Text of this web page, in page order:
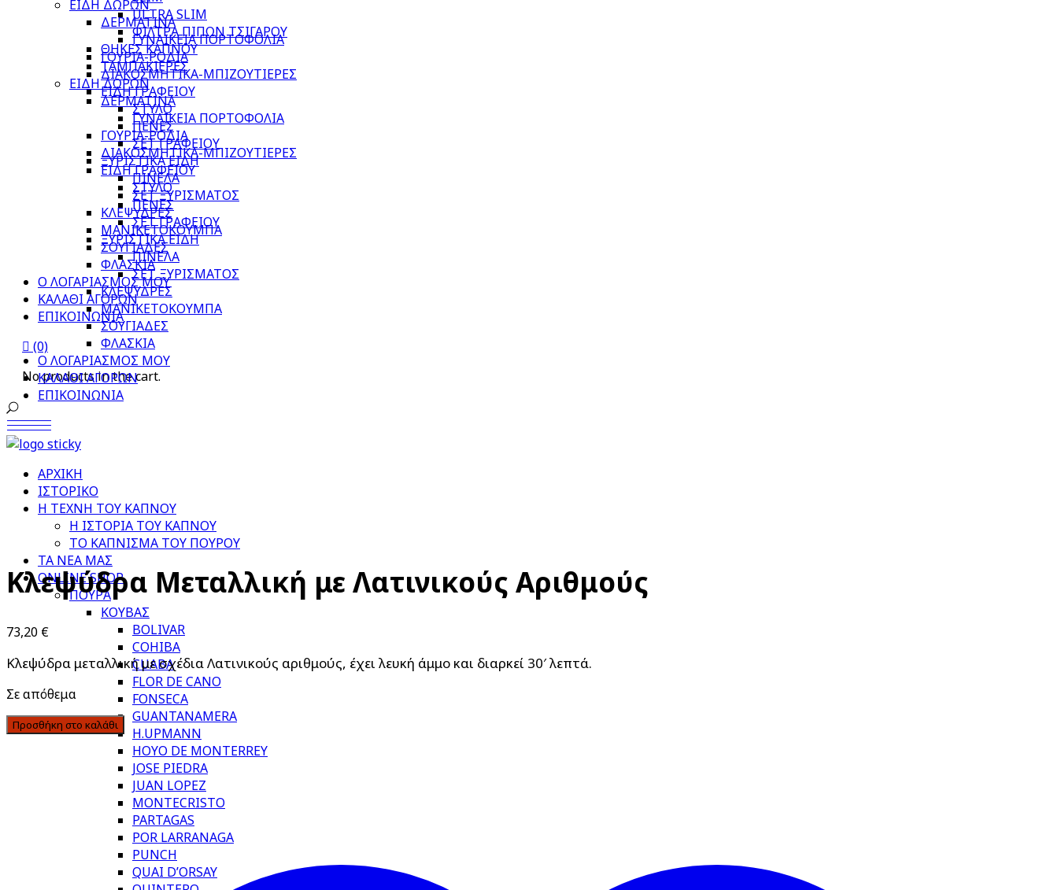
ΕΙΔΗ ΔΩΡΩΝ
ΔΕΡΜΑΤΙΝΑ
ΓΥΝΑΙΚΕΙΑ ΠΟΡΤΟΦΟΛΙΑ
ΓΟΥΡΙΑ-ΡΟΔΙΑ
ΔΙΑΚΟΣΜΗΤΙΚΑ-ΜΠΙΖΟΥΤΙΕΡΕΣ
ΕΙΔΗ ΓΡΑΦΕΙΟΥ
ΣΤΥΛΟ
ΠΕΝΕΣ
ΣΕΤ ΓΡΑΦΕΙΟΥ
ΞΥΡΙΣΤΙΚΑ ΕΙΔΗ
ΠΙΝΕΛΑ
ΣΕΤ ΞΥΡΙΣΜΑΤΟΣ
ΚΛΕΨΥΔΡΕΣ
ΜΑΝΙΚΕΤΟΚΟΥΜΠΑ
ΣΟΥΓΙΑΔΕΣ
ΦΛΑΣΚΙΑ
Ο ΛΟΓΑΡΙΑΣΜΟΣ ΜΟΥ
ΚΑΛΑΘΙ ΑΓΟΡΩΝ
ΕΠΙΚΟΙΝΩΝΙΑ
(0)
No products in the cart.
ΑΡΧΙΚΗ
ΙΣΤΟΡΙΚΟ
Η ΤΕΧΝΗ ΤΟΥ ΚΑΠΝΟΥ
Η ΙΣΤΟΡΙΑ ΤΟΥ ΚΑΠΝΟΥ
ΤΟ ΚΑΠΝΙΣΜΑ ΤΟΥ ΠΟΥΡΟΥ
ΤΑ ΝΕΑ ΜΑΣ
ONLINE SHOP
ΠΟΥΡΑ
ΚΟΥΒΑΣ
BOLIVAR
COHIBA
CUABA
FLOR DE CANO
FONSECA
GUANTANAMERA
H.UPMANN
HOYO DE MONTERREY
JOSE PIEDRA
JUAN LOPEZ
MONTECRISTO
PARTAGAS
POR LARRANAGA
PUNCH
QUAI D’ORSAY
ULTRA SLIM
ΦΙΛΤΡΑ ΠΙΠΩΝ ΤΣΙΓΑΡΟΥ
ΘΗΚΕΣ ΚΑΠΝΟΥ
ΤΑΜΠΑΚΙΕΡΕΣ
ΕΙΔΗ ΔΩΡΩΝ
ΔΕΡΜΑΤΙΝΑ
ΓΥΝΑΙΚΕΙΑ ΠΟΡΤΟΦΟΛΙΑ
ΓΟΥΡΙΑ-ΡΟΔΙΑ
ΔΙΑΚΟΣΜΗΤΙΚΑ-ΜΠΙΖΟΥΤΙΕΡΕΣ
ΕΙΔΗ ΓΡΑΦΕΙΟΥ
ΣΤΥΛΟ
ΠΕΝΕΣ
ΣΕΤ ΓΡΑΦΕΙΟΥ
ΞΥΡΙΣΤΙΚΑ ΕΙΔΗ
ΠΙΝΕΛΑ
ΣΕΤ ΞΥΡΙΣΜΑΤΟΣ
ΚΛΕΨΥΔΡΕΣ
ΜΑΝΙΚΕΤΟΚΟΥΜΠΑ
ΣΟΥΓΙΑΔΕΣ
ΦΛΑΣΚΙΑ
Ο ΛΟΓΑΡΙΑΣΜΟΣ ΜΟΥ
ΚΑΛΑΘΙ ΑΓΟΡΩΝ
ΕΠΙΚΟΙΝΩΝΙΑ
Κλεψύδρα Μεταλλική με Λατινικούς Αριθμούς
73,20 €
Κλεψύδρα μεταλλική με σχέδια Λατινικούς αριθμούς, έχει λευκή άμμο και διαρκεί 30′ λεπτά.
Σε απόθεμα
Προσθήκη στο καλάθι